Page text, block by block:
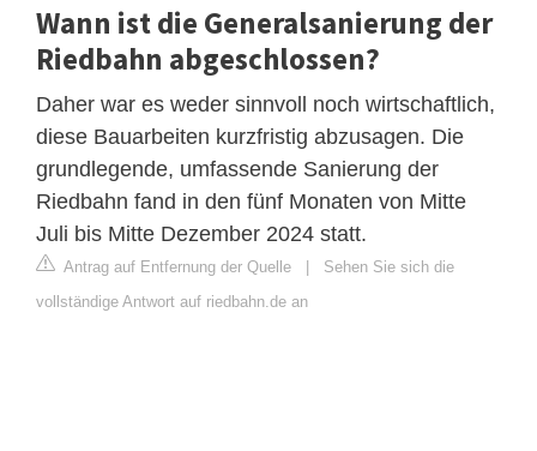
Wann ist die Generalsanierung der
Riedbahn abgeschlossen?
Daher war es weder sinnvoll noch wirtschaftlich,
diese Bauarbeiten kurzfristig abzusagen. Die
grundlegende, umfassende Sanierung der
Riedbahn fand in den fünf Monaten von Mitte
Juli bis Mitte Dezember 2024 statt.
Antrag auf Entfernung der Quelle | Sehen Sie sich die
vollständige Antwort auf riedbahn.de an